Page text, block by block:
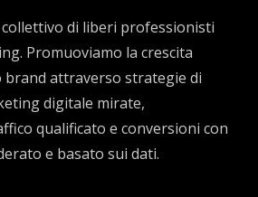
di liberi professionisti
Promuoviamo la crescita
brand attraverso strategie di
digitale mirate,
qualificato e conversioni con
e basato sui dati.